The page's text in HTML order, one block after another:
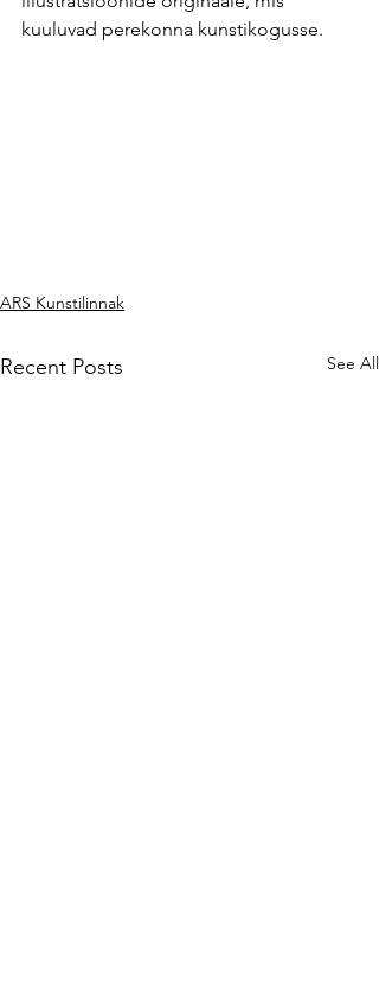
kuuluvad perekonna kunstikogusse.
ARS Kunstilinnak
Recent Posts See All